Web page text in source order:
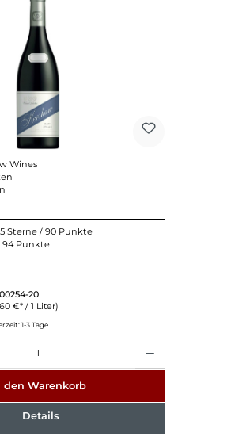
Wines
Sterne / 90 Punkte
94 Punkte
20
€* / 1 Liter)
1-3 Tage
den Warenkorb
Details